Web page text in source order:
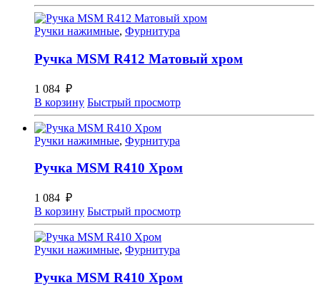
Ручки нажимные, Фурнитура
Ручка MSM R412 Матовый хром
1 084 ₽
В корзину Быстрый просмотр
Ручки нажимные, Фурнитура
Ручка MSM R410 Хром
1 084 ₽
В корзину Быстрый просмотр
Ручки нажимные, Фурнитура
Ручка MSM R410 Хром